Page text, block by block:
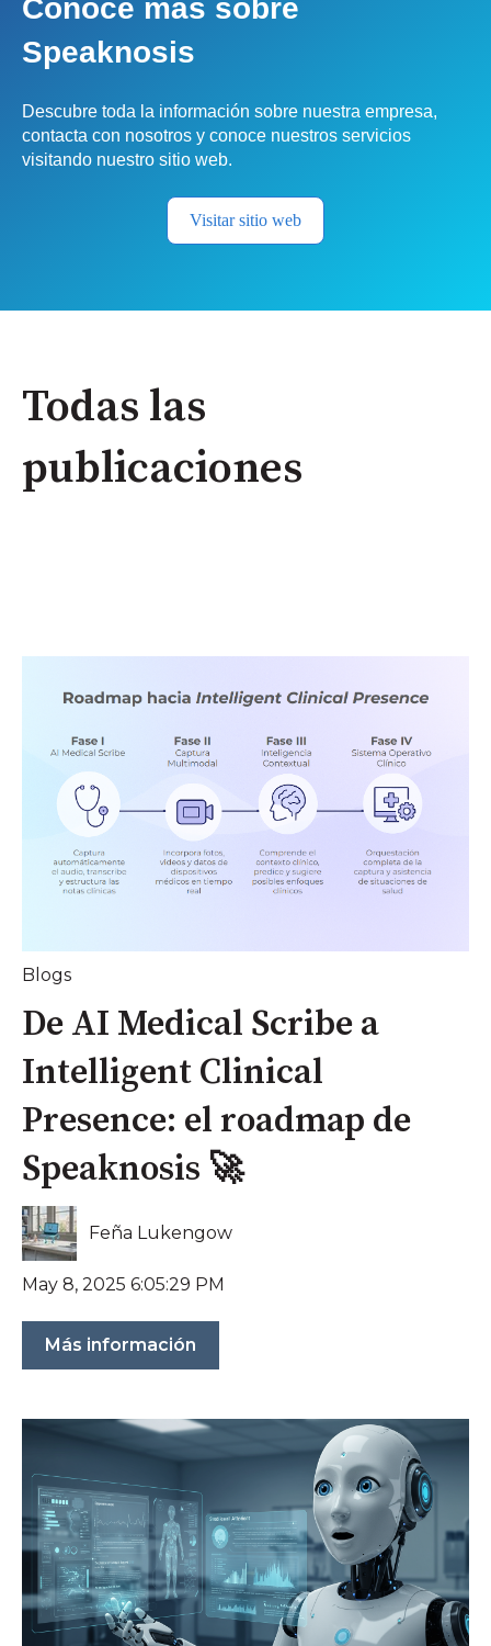
Conoce más sobre
Speaknosis
Descubre toda la información sobre nuestra empresa,
contacta con nosotros y conoce nuestros servicios
visitando nuestro sitio web.
Visitar sitio web
Todas las
publicaciones
Blogs
De AI Medical Scribe a
Intelligent Clinical
Presence: el roadmap de
Speaknosis 🚀
Feña Lukengow
May 8, 2025 6:05:29 PM
Más información